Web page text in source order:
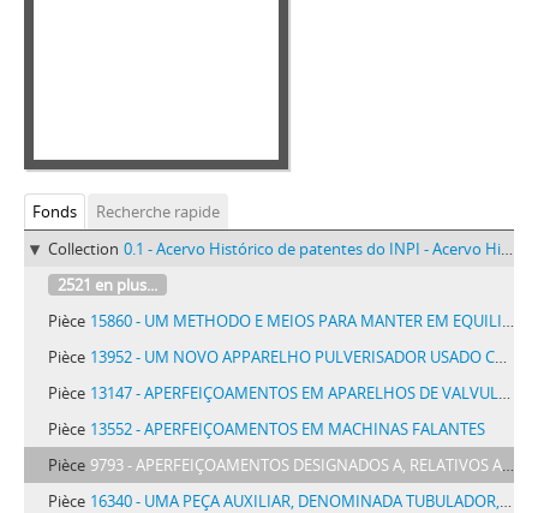
Fonds
Recherche rapide
Collection 0.1 - Acervo Histórico de patentes do INPI - Acervo Histórico de patentes do INPI
2521 en plus...
Pièce 15860 - UM METHODO E MEIOS PARA MANTER EM EQUILIBRIO NAVIOS, AERONAVES, AEROPLANOS OU SEMELHANTES CONTRA A AÇÃO DO VENTO
Pièce 13952 - UM NOVO APPARELHO PULVERISADOR USADO COM QUALQUER LIQUIDO OU ESSENCIA VOLATIL DESTINADO A AROMATISAR OU DESINFECTAR TODO E QUALQUER AMBIENTE
Pièce 13147 - APERFEIÇOAMENTOS EM APARELHOS DE VALVULA COMBINADA DE AR AUTOMATICO E AR DIRECTO
Pièce 13552 - APERFEIÇOAMENTOS EM MACHINAS FALANTES
Pièce 9793 - APERFEIÇOAMENTOS DESIGNADOS A, RELATIVOS A APPARELHOS DE RODAGEM DE CARROS DE ESTRADAS DE FERRO
Pièce 16340 - UMA PEÇA AUXILIAR, DENOMINADA TUBULADOR, PARA A FABRICAÇÃO DE CIGARROS